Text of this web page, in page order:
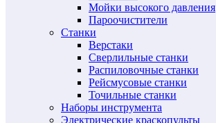
Мойки высокого давления
Пароочистители
Станки
Верстаки
Сверлильные станки
Распиловочные станки
Рейсмусовые станки
Точильные станки
Наборы инструмента
Электрические краскопульты